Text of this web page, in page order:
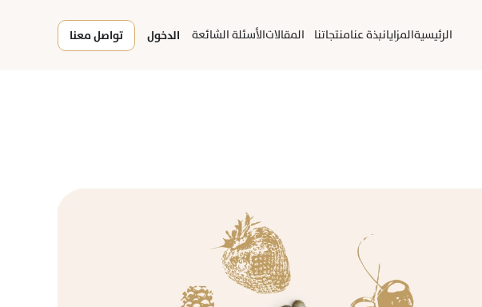
تواصل معنا الدخول الأسئلة الشائعةالمقالات منتجاتنانبذة عناالمزاياالرئيسية